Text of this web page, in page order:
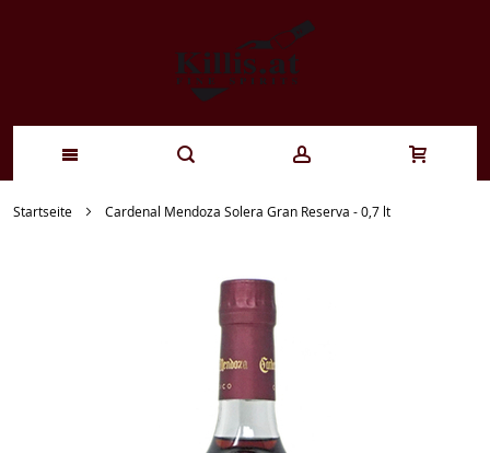
Zum
Startseite Cardenal Mendoza Solera Gran Reserva - 0,7 lt